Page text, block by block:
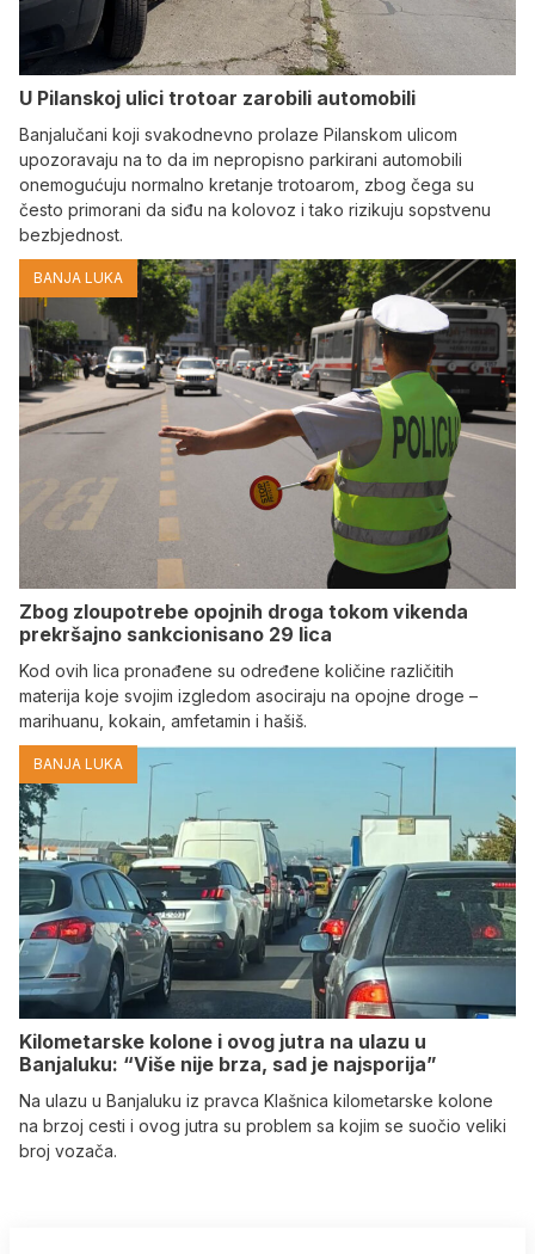
U Pilanskoj ulici trotoar zarobili automobili
Banjalučani koji svakodnevno prolaze Pilanskom ulicom
upozoravaju na to da im nepropisno parkirani automobili
onemogućuju normalno kretanje trotoarom, zbog čega su
često primorani da siđu na kolovoz i tako rizikuju sopstvenu
bezbjednost.
BANJA LUKA
Zbog zloupotrebe opojnih droga tokom vikenda
prekršajno sankcionisano 29 lica
Kod ovih lica pronađene su određene količine različitih
materija koje svojim izgledom asociraju na opojne droge –
marihuanu, kokain, amfetamin i hašiš.
BANJA LUKA
Kilometarske kolone i ovog jutra na ulazu u
Banjaluku: “Više nije brza, sad je najsporija”
Na ulazu u Banjaluku iz pravca Klašnica kilometarske kolone
na brzoj cesti i ovog jutra su problem sa kojim se suočio veliki
broj vozača.